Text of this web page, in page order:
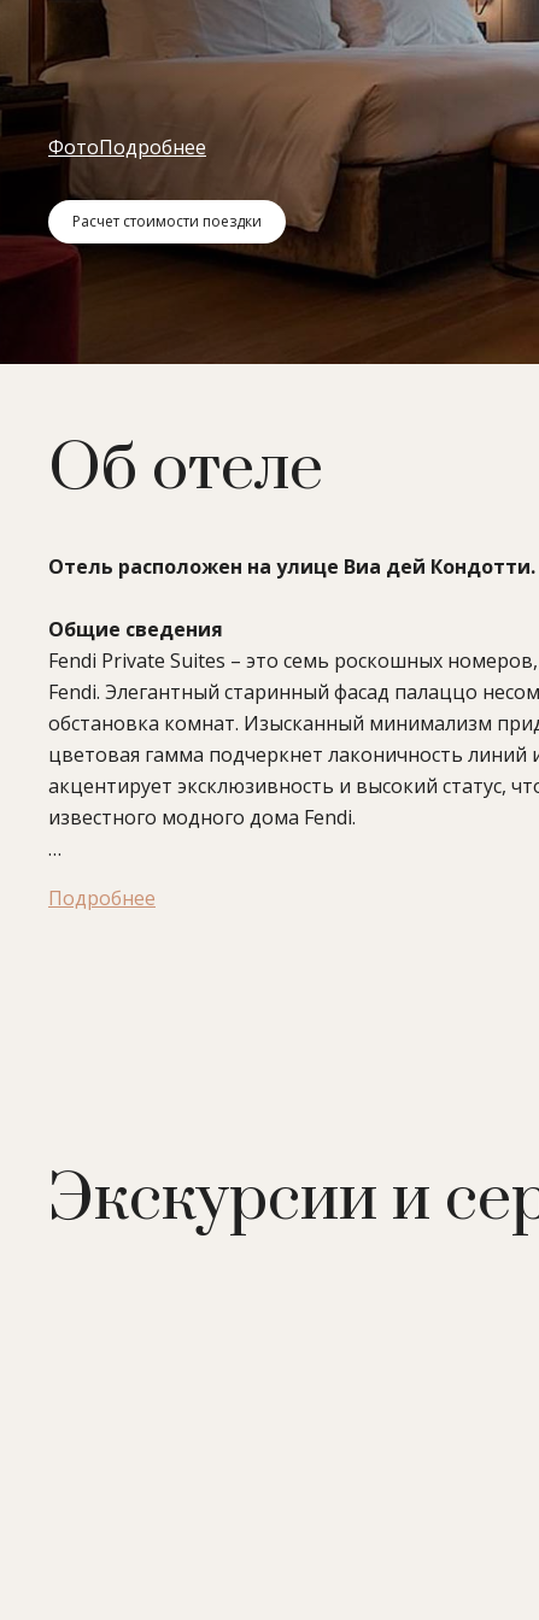
ФотоПодробнее
Расчет стоимости поездки
Об отеле
Отель расположен на улице Виа дей Кондотти.
Общие сведения
Fendi Private Suites – это семь роскошных
Fendi. Элегантный старинный фасад палаццо
обстановка комнат. Изысканный минимализм
цветовая гамма подчеркнет лаконичность
акцентирует эксклюзивность и высокий статус,
известного модного дома Fendi.
Подробнее
Экскурсии и